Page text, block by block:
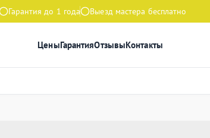
Гарантия до 1 года Выезд мастера бесплатно
ЦеныГарантияОтзывыКонтакты